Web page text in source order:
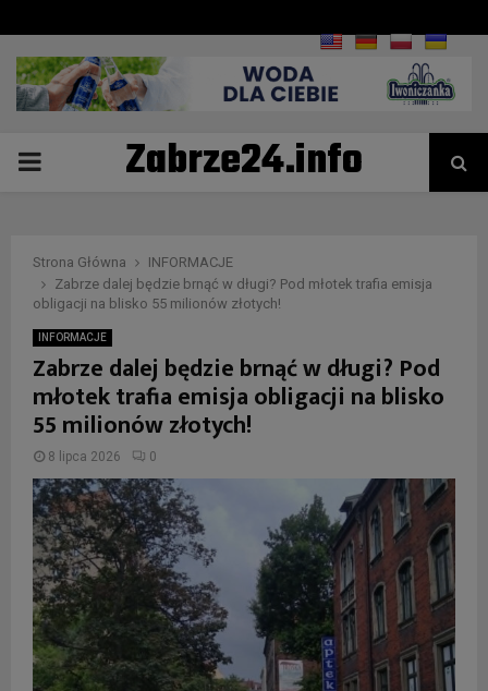
PRIMARYZabrze24.info
Strona Główna
INFORMACJE
Zabrze dalej będzie brnąć w długi? Pod młotek trafia emisja
obligacji na blisko 55 milionów złotych!
INFORMACJE
Zabrze dalej będzie brnąć w długi? Pod
młotek trafia emisja obligacji na blisko
55 milionów złotych!
8 lipca 2026 0